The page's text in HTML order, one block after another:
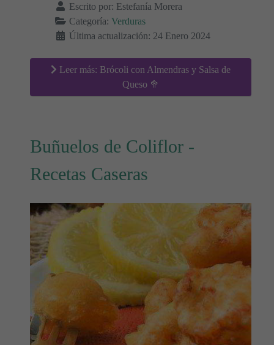
Escrito por: Estefanía Morera
Categoría: Verduras
Última actualización: 24 Enero 2024
Leer más: Brócoli con Almendras y Salsa de
Queso 🥦
Buñuelos de Coliflor -
Recetas Caseras